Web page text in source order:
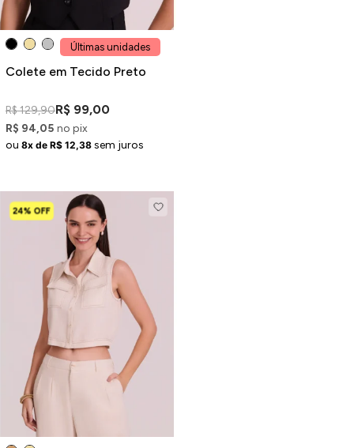
Últimas unidades
Colete em Tecido Preto
R$ 129,90R$ 99,00
R$ 94,05 no pix
ou 8x de R$ 12,38 sem juros
24% OFF